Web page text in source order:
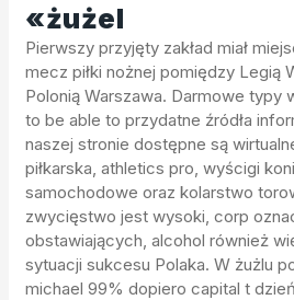
«żużel
Pierwszy przyjęty zakład miał
mecz piłki nożnej pomiędzy Legią
Polonią Warszawa. Darmowe typy
to be able to przydatne źródła
naszej stronie dostępne są
piłkarska, athletics pro, wyścigi
samochodowe oraz kolarstwo
zwycięstwo jest wysoki, corp
obstawiających, alcohol również
sytuacji sukcesu Polaka. W żużlu
michael 99% dopiero capital t